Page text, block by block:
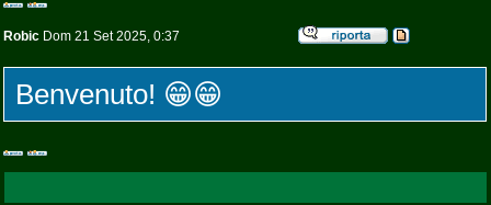
Robic Dom 21 Set 2025, 0:37
Benvenuto! 😁😁